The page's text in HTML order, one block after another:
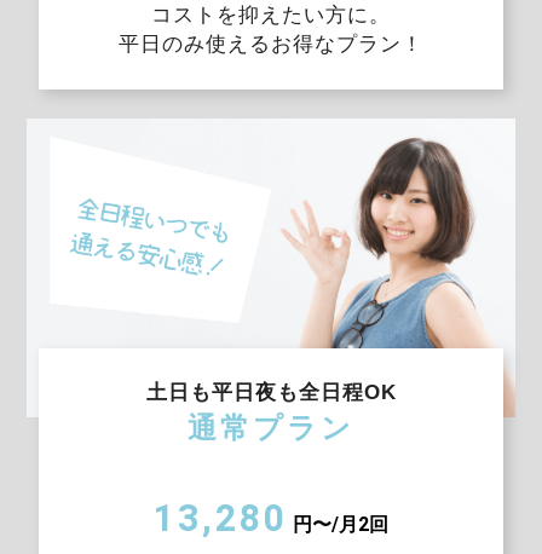
コストを抑えたい方に。
平日のみ使えるお得なプラン！
土日も平日夜も全日程OK
通常プラン
13,280 円〜/月2回